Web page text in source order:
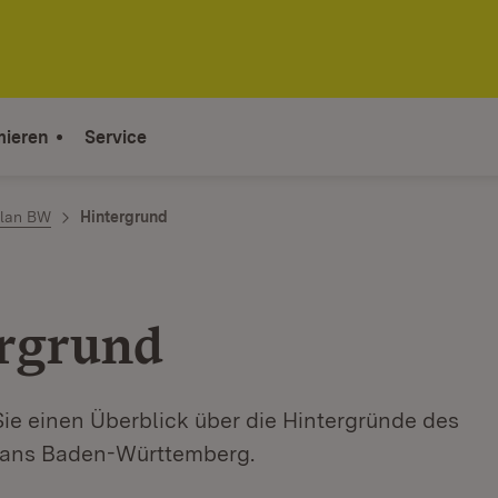
Service
BW Hintergrund
einen Überblick über die Hintergründe des
Baden-Württemberg.